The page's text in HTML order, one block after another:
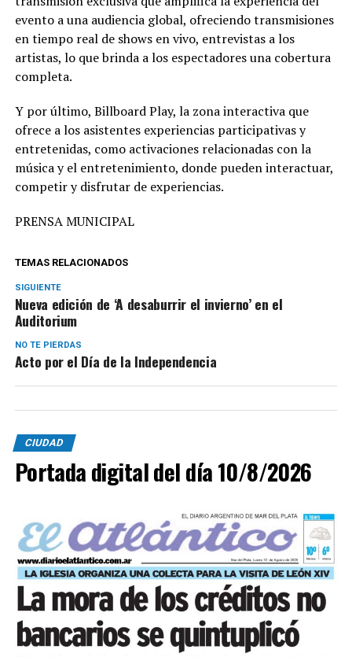
evento a una audiencia global, ofreciendo transmisiones
en tiempo real de shows en vivo, entrevistas a los
artistas, lo que brinda a los espectadores una cobertura
completa.
Y por último, Billboard Play, la zona interactiva que
ofrece a los asistentes experiencias participativas y
entretenidas, como activaciones relacionadas con la
música y el entretenimiento, donde pueden interactuar,
competir y disfrutar de experiencias.
PRENSA MUNICIPAL
TEMAS RELACIONADOS
SIGUIENTE
Nueva edición de ‘A desaburrir el invierno’ en el
Auditorium
NO TE PIERDAS
Acto por el Día de la Independencia
CIUDAD
Portada digital del día 10/8/2026